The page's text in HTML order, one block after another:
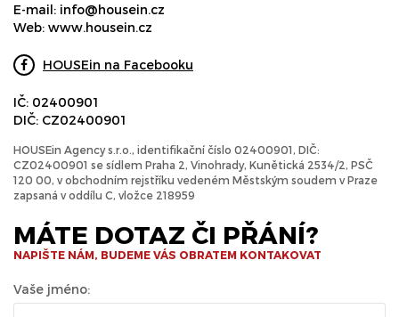
E-mail: info@housein.cz
Web: www.housein.cz
HOUSEin na Facebooku
IČ: 02400901
DIČ: CZ02400901
HOUSEin Agency s.r.o., identifikační číslo 02400901, DIČ:
CZ02400901 se sídlem Praha 2, Vinohrady, Kunětická 2534/2, PSČ
120 00, v obchodním rejstříku vedeném Městským soudem v Praze
zapsaná v oddílu C, vložce 218959
MÁTE DOTAZ ČI PŘÁNÍ?
NAPIŠTE NÁM, BUDEME VÁS OBRATEM KONTAKOVAT
Vaše jméno: